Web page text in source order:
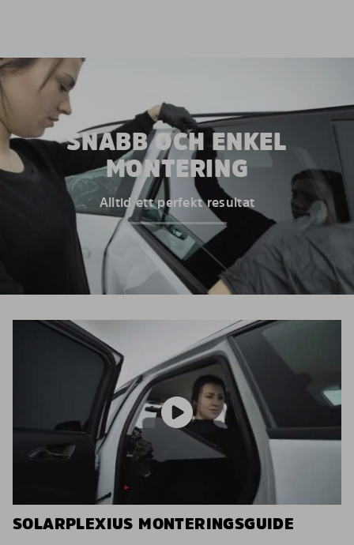
SNABB OCH ENKEL
MONTERING
Alltid ett perfekt resultat
SOLARPLEXIUS MONTERINGSGUIDE